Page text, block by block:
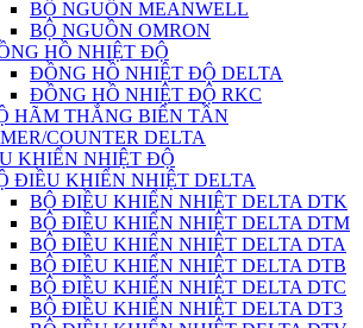
BỘ NGUỒN MEANWELL
BỘ NGUỒN OMRON
HỒ NHIỆT ĐỘ
ĐỒNG HỒ NHIỆT ĐỘ DELTA
ĐỒNG HỒ NHIỆT ĐỘ RKC
HÃM THẮNG BIẾN TẦN
COUNTER DELTA
KHIỂN NHIỆT ĐỘ
ĐIỀU KHIỂN NHIỆT DELTA
BỘ ĐIỀU KHIỂN NHIỆT DELTA DTK
BỘ ĐIỀU KHIỂN NHIỆT DELTA DTM
BỘ ĐIỀU KHIỂN NHIỆT DELTA DTA
BỘ ĐIỀU KHIỂN NHIỆT DELTA DTB
BỘ ĐIỀU KHIỂN NHIỆT DELTA DTC
BỘ ĐIỀU KHIỂN NHIỆT DELTA DT3